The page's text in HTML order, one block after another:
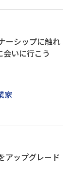
ーシップに触れ
いに行こう
家
アップグレード